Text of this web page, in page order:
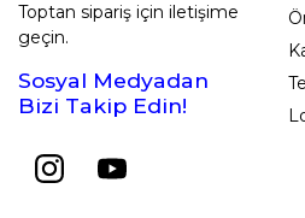
Toptan sipariş için iletişime
geçin.
Sosyal Medyadan
Bizi Takip Edin!